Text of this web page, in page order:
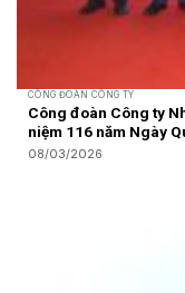
CÔNG ĐOÀN CÔNG TY
Công đoàn Công ty
niệm 116 năm Ngày
08/03/2026